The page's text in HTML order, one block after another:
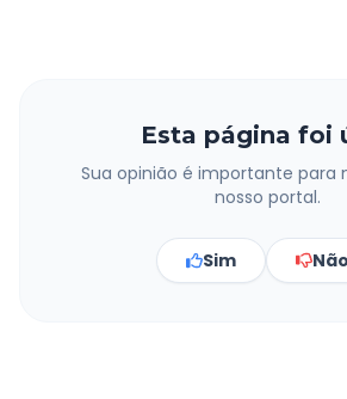
Esta página foi
Sua opinião é importante para
nosso portal.
Sim Não